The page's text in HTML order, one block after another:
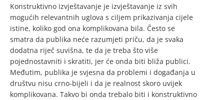
Konstruktivno izvještavanje je izvještavanje iz svih
mogućih relevantnih uglova s ciljem prikazivanja cijele
istine, koliko god ona komplikovana bila. Često se
smatra da publika neće razumjeti priču, da je svaka
dodatna riječ suvišna, te da je treba što više
pojednostavniti i skratiti, jer će onda biti bliža publici.
Međutim, publika je svjesna da problemi i događanja u
društvu nisu crno-bijeli i da je realnost skoro uvijek
komplikovana. Takvo bi onda trebalo biti i konstruktivno